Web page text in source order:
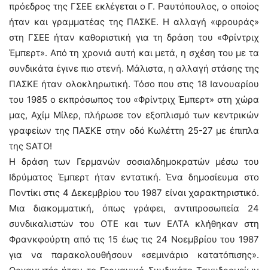
πρόεδρος της ΓΣΕΕ εκλέγεται ο Γ. Ραυτόπουλος, ο οποίος
ήταν και γραμματέας της ΠΑΣΚΕ. Η αλλαγή «φρουράς»
στη ΓΣΕΕ ήταν καθοριστική για τη δράση του «Φρίντριχ
Έμπερτ». Από τη χρονιά αυτή και μετά, η σχέση του με τα
συνδικάτα έγινε πιο στενή. Μάλιστα, η αλλαγή στάσης της
ΠΑΣΚΕ ήταν ολοκληρωτική. Τόσο που στις 18 Ιανουαρίου
του 1985 ο εκπρόσωπος του «Φρίντριχ Έμπερτ» στη χώρα
μας, Αχίμ Μίλερ, πλήρωσε τον εξοπλισμό των κεντρικών
γραφείων της ΠΑΣΚΕ στην οδό Κωλέττη 25-27 με έπιπλα
της SATO!
Η δράση των Γερμανών σοσιαλδημοκρατών μέσω του
Ιδρύματος Έμπερτ ήταν εντατική. Ένα δημοσίευμα στο
Ποντίκι στις 4 Δεκεμβρίου του 1987 είναι χαρακτηριστικό.
Μια διακομματική, όπως γράφει, αντιπροσωπεία 24
συνδικαλιστών του ΟΤΕ και των ΕΛΤΑ κλήθηκαν στη
Φρανκφούρτη από τις 15 έως τις 24 Νοεμβρίου του 1987
για να παρακολουθήσουν «σεμινάριο κατατόπισης».